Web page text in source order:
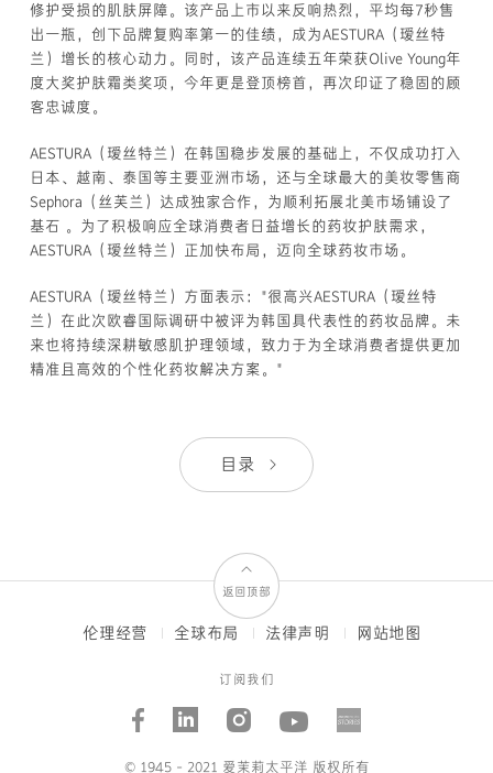
修护受损的肌肤屏障。该产品上市以来反响热烈，平均每7秒售
出一瓶，创下品牌复购率第一的佳绩，成为AESTURA（瑷丝特
兰）增长的核心动力。同时，该产品连续五年荣获Olive Young年
度大奖护肤霜类奖项，今年更是登顶榜首，再次印证了稳固的顾
客忠诚度。
AESTURA（瑷丝特兰）在韩国稳步发展的基础上，不仅成功打入
日本、越南、泰国等主要亚洲市场，还与全球最大的美妆零售商
Sephora（丝芙兰）达成独家合作，为顺利拓展北美市场铺设了
基石 。为了积极响应全球消费者日益增长的药妆护肤需求，
AESTURA（瑷丝特兰）正加快布局，迈向全球药妆市场。
AESTURA（瑷丝特兰）方面表示："很高兴AESTURA（瑷丝特
兰）在此次欧睿国际调研中被评为韩国具代表性的药妆品牌。未
来也将持续深耕敏感肌护理领域，致力于为全球消费者提供更加
精准且高效的个性化药妆解决方案。"
目录
返回顶部
FOOTER伦理经营 全球布局 法律声明 网站地图
订阅我们
Facebook
Linked_in
Instagram
Youtube
© 1945 - 2021 爱茉莉太平洋 版权所有